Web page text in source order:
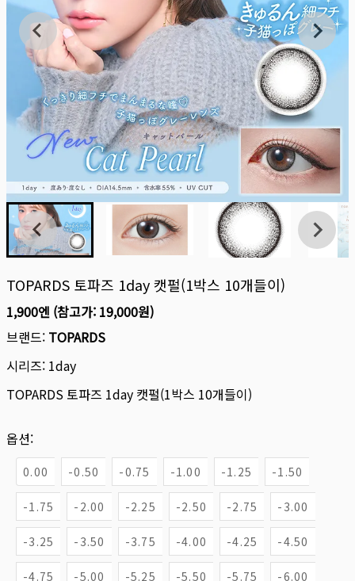
TOPARDS 토파즈 1day 캣펄(1박스 10개들이)
1,900엔 (참고가: 19,000원)
브랜드: TOPARDS
시리즈: 1day
TOPARDS 토파즈 1day 캣펄(1박스 10개들이)
옵션:
0.00 -0.50 -0.75 -1.00 -1.25 -1.50
-1.75 -2.00 -2.25 -2.50 -2.75 -3.00
-3.25 -3.50 -3.75 -4.00 -4.25 -4.50
-4.75 -5.00 -5.25 -5.50 -5.75 -6.00